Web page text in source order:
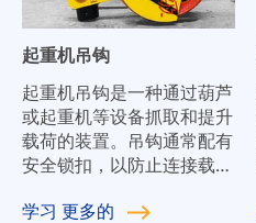
起重机吊钩
起重机吊钩是一种通过葫芦
或起重机等设备抓取和提升
载荷的装置。吊钩通常配有
安全锁扣，以防止连接载荷
绳子脱开。
学习 更多的